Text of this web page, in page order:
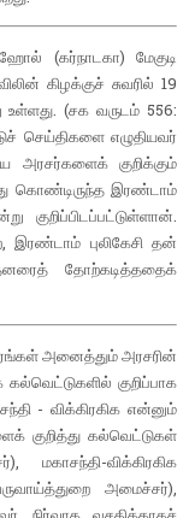
(கர்நாடகா) மேகுடி
கிழக்குச் சுவரில் 19
(சக வருடம் 556:
செய்திகளை எழுதியவர்
அரசர்களைக் குறிக்கும்
கொண்டிருந்த இரண்டாம்
குறிப்பிடப்பட்டுள்ளான்.
இரண்டாம் புலிகேசி தன்
தோற்கடித்ததைக்
அனைத்தும் அரசரின்
குறிப்பாக
- விக்கிரகிக என்னும்
குறித்து கல்வெட்டுகள்
விக்கிரகிக
அமைச்சர்),